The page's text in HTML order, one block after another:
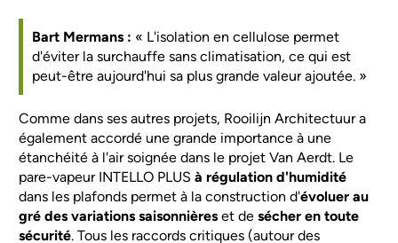
Bart Mermans : « L'isolation en cellulose permet
d'éviter la surchauffe sans climatisation, ce qui est
peut-être aujourd'hui sa plus grande valeur ajoutée. »
Comme dans ses autres projets, Rooilijn Architectuur a
également accordé une grande importance à une
étanchéité à l'air soignée dans le projet Van Aerdt. Le
pare-vapeur INTELLO PLUSà régulation d'humidité
dans les plafonds permet à la construction d'évoluer au
gré des variations saisonnières et desécher en toute
sécurité. Tous les raccords critiques (autour des